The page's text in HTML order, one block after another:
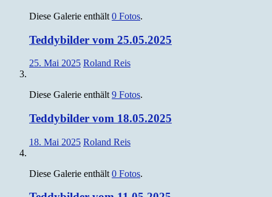
Diese Galerie enthält 0 Fotos.
Teddybilder vom 25.05.2025
25. Mai 2025 Roland Reis
Diese Galerie enthält 9 Fotos.
Teddybilder vom 18.05.2025
18. Mai 2025 Roland Reis
Diese Galerie enthält 0 Fotos.